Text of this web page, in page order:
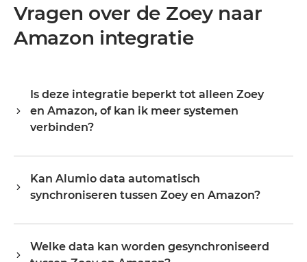
Vragen over de Zoey naar
Amazon integratie
Is deze integratie beperkt tot alleen Zoey
en Amazon, of kan ik meer systemen
verbinden?
verbonden zijn, breid je hetzelfde platform uit naar je
ERP, PIM, WMS, CRM of een ander systeem in je
hergebruikt in plaats van opnieuw te beginnen.
Organisaties starten doorgaans met één of twee
integraties en schalen op naar tientallen op hetzelfde
Kan Alumio data automatisch
synchroniseren tussen Zoey en Amazon?
afhankelijk van hoe je de flow configureert. Je bepaalt de
Welke data kan worden gesynchroniseerd